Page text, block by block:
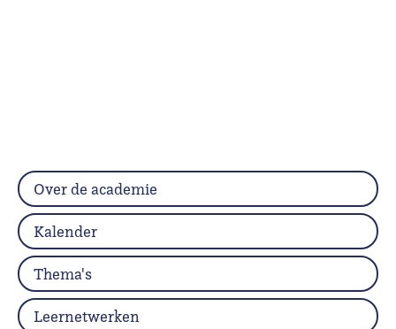
Over de academie
Kalender
Thema's
Leernetwerken